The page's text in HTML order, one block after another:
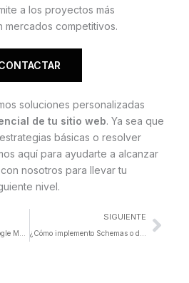
a los proyectos más
mercados competitivos.
soluciones personalizadas
de tu sitio web. Ya sea que
básicas o resolver
aquí para ayudarte a alcanzar
nosotros para llevar tu
nivel.
SIGUIENTE